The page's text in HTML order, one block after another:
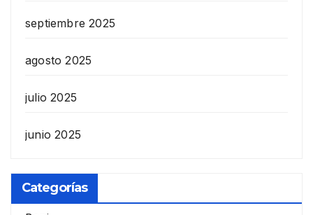
septiembre 2025
agosto 2025
julio 2025
junio 2025
Categorías